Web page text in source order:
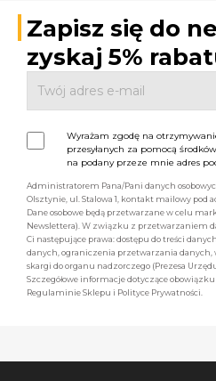
Zapisz się do
zyskaj 5%
Wyrażam zgodę na
przesyłanych za pomocą
na podany przeze mnie adres
Administratorem Pana/Pani danych
Olsztynie, ul. Stalowa 1, kontakt mailowy pod
Dane osobowe będą przetwarzane w celu
Newslettera). W związku z przetwarzaniem
Ci następujące prawa: dostępu do treści
danych, ograniczenia przetwarzania danych,
skargi do organu nadzorczego (Prezesa
Szczegółowe informacje dotyczące
Regulaminie Sklepu i Polityce Prywatności.